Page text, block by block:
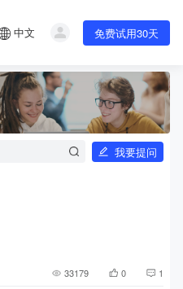
中文 免费试用30天
我要提问
33179 0 1